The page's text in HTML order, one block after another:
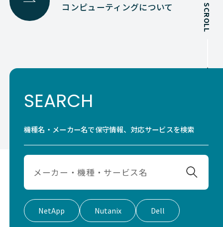
コンピューティングについて
SCROLL
SEARCH
機種名・メーカー名で保守情報、対応サービスを検索
NetApp Nutanix Dell